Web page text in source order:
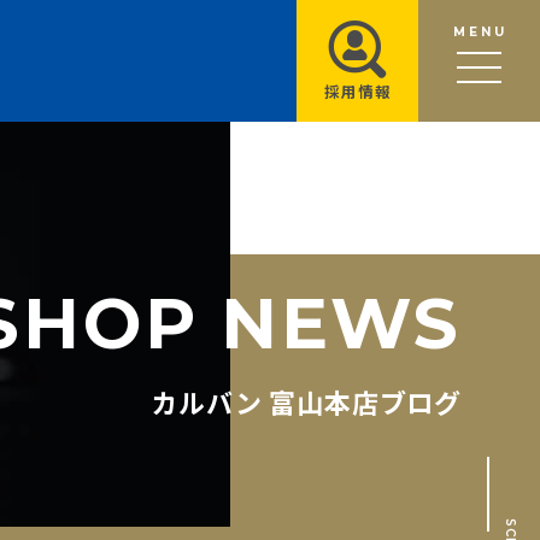
MENU
採用情報
HOP NEWS
カルバン 富山本店ブログ